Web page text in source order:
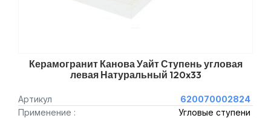
Керамогранит Канова Уайт Ступень угловая
левая Натуральный 120x33
Артикул
620070002824
Применение :
Угловые ступени